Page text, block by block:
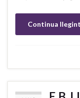
Continua llegint